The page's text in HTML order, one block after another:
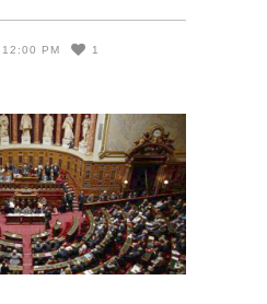
12:00 PM 1